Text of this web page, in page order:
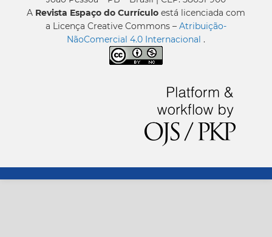
A Revista Espaço do Currículo está licenciada com
a Licença Creative Commons – Atribuição-
NãoComercial 4.0 Internacional .